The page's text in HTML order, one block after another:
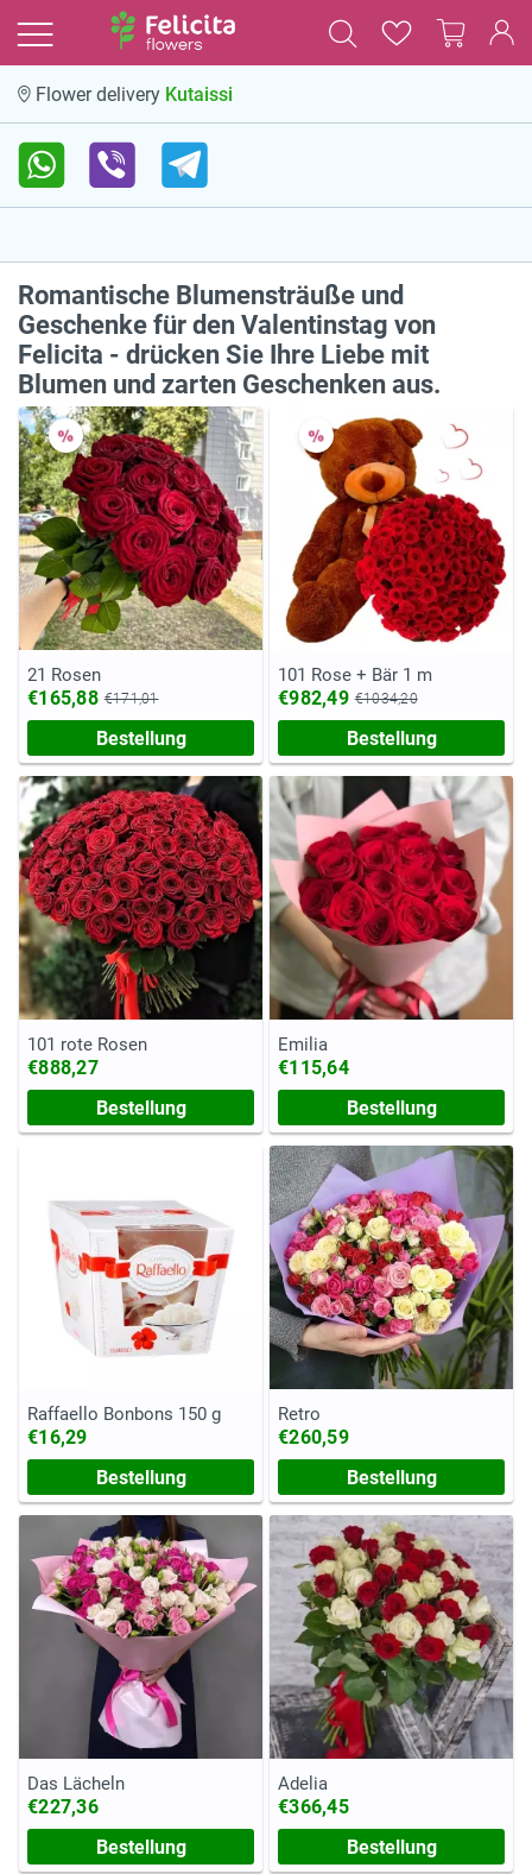
Flower delivery Kutaissi
Romantische Blumensträuße und
Geschenke für den Valentinstag von
Felicita - drücken Sie Ihre Liebe mit
Blumen und zarten Geschenken aus.
21 Rosen
€165,88 €171,01
Bestellung
101 Rose + Bär 1 m
€982,49 €1034,20
Bestellung
101 rote Rosen
€888,27
Bestellung
Emilia
€115,64
Bestellung
Raffaello Bonbons 150 g
€16,29
Bestellung
Retro
€260,59
Bestellung
Das Lächeln
€227,36
Bestellung
Adelia
€366,45
Bestellung